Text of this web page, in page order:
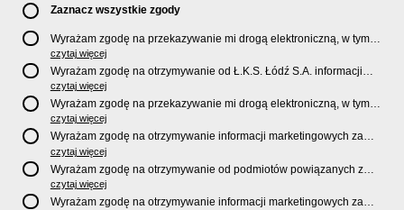
Zaznacz wszystkie zgody
Wyrażam zgodę na przekazywanie mi drogą elektroniczną, w tym
pocztą e-mail, oficjalnego newslettera oraz informacji o zniżkach,
promocjach, nowościach, biletach, karnetach, ofercie sklepu U2
Store oraz serwisu bilety.lkslodz.pl i innych produktach oraz
usługach oferowanych przez Ł.K.S. Łódź S.A.
czytaj więcej
Wyrażam zgodę na otrzymywanie od Ł.K.S. Łódź S.A. informacji
marketingowych dotyczących działalności spółki, ofert, wydarzeń i
produktów za pośrednictwem wiadomości SMS oraz połączeń
telefonicznych.
czytaj więcej
Wyrażam zgodę na przekazywanie mi drogą elektroniczną, w tym
pocztą e-mail, informacji handlowych i marketingowych o
produktach, usługach i działalnościSponsorów i PartnerówŁ.K.S.
Łódź S.A.
czytaj więcej
Wyrażam zgodę na otrzymywanie informacji marketingowych za
pośrednictwem wiadomości SMS oraz połączeń telefonicznych
odSponsorów i PartnerówŁ.K.S. Łódź S.A.
czytaj więcej
Wyrażam zgodę na otrzymywanie od podmiotów powiązanych z
Ł.K.S. Łódź S.A., tj. Fundacji ŁKS oraz Sport Catering sp. z
o.o. informacji marketingowych oraz informacji handlowych o
czytaj więcej
Wyrażam zgodę na otrzymywanie informacji marketingowych za